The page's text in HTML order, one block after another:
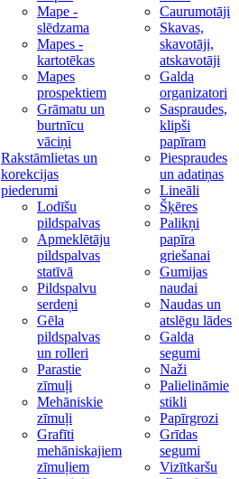
Mape -
slēdzama
Mapes -
kartotēkas
Mapes
prospektiem
Grāmatu un
burtnīcu
vāciņi
Rakstāmlietas un
korekcijas
piederumi
Lodīšu
pildspalvas
Apmeklētāju
pildspalvas
statīvā
Pildspalvu
serdeņi
Gēla
pildspalvas
un rolleri
Parastie
zīmuļi
Mehāniskie
zīmuļi
Grafīti
mehāniskajiem
zīmuļiem
Caurumotāji
Skavas,
skavotāji,
atskavotāji
Galda
organizatori
Saspraudes,
klipši
papīram
Piespraudes
un adatiņas
Lineāli
Šķēres
Palikņi
papīra
griešanai
Gumijas
naudai
Naudas un
atslēgu lādes
Galda
segumi
Naži
Palielināmie
stikli
Papīrgrozi
Grīdas
segumi
Vizītkaršu